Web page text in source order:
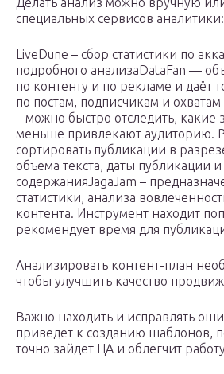
специальных сервисов аналитики:
LiveDune – сбор статистики по
подробного анализаDataFan —
по контенту и по рекламе и даёт
по постам, подписчикам и
– можно быстро отследить, какие
меньше привлекают аудиторию.
сортировать публикации в
объема текста, даты публикации и
содержанияJagaJam –
статистики, анализа
контента. Инструмент находит
рекомендует время для
Анализировать контент-план
чтобы улучшить качество
Важно находить и исправлять
приведет к созданию шаблонов,
точно зайдет ЦА и облегчит работу